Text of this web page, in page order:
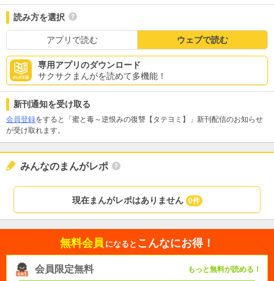
読み方を選択
アプリで読む ウェブで読む
専用アプリのダウンロード
サクサクまんがを読めて多機能！
新刊通知を受け取る
会員登録をすると「蜜と毒～逆恨みの復讐【タテヨミ】」新刊配信のお知らせ
が受け取れます。
みんなのまんがレポ
現在まんがレポはありません 0件
無料会員 になると こんなにお得！
会員限定無料 もっと無料が読める！